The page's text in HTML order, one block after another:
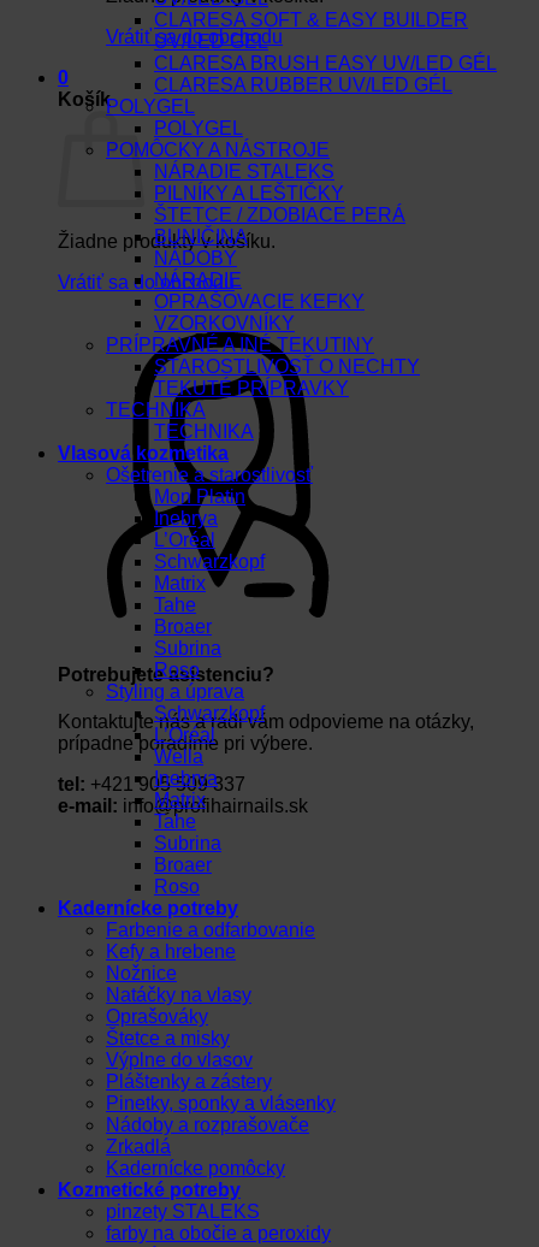
Vrátiť sa do obchodu
0
Košík
Žiadne produkty v košíku.
Vrátiť sa do obchodu
Potrebujete asistenciu?
Kontaktujte nás a radi vám odpovieme na otázky,
prípadne poradíme pri výbere.
tel: +421 905 509 337
e-mail: info@profihairnails.sk
CLARESA SOFT & EASY BUILDER
UV/LED GEL
CLARESA BRUSH EASY UV/LED GÉL
CLARESA RUBBER UV/LED GÉL
POLYGEL
POLYGEL
POMÔCKY A NÁSTROJE
NÁRADIE STALEKS
PILNÍKY A LEŠTIČKY
ŠTETCE / ZDOBIACE PERÁ
BUNIČINA
NÁDOBY
NÁRADIE
OPRAŠOVACIE KEFKY
VZORKOVNÍKY
PRÍPRAVNÉ A INÉ TEKUTINY
STAROSTLIVOSŤ O NECHTY
TEKUTÉ PRÍPRAVKY
TECHNIKA
TECHNIKA
Vlasová kozmetika
Ošetrenie a starostlivosť
Mon Platin
Inebrya
L’Oréal
Schwarzkopf
Matrix
Tahe
Broaer
Subrina
Roso
Styling a úprava
Schwarzkopf
L’Oréal
Wella
Inebrya
Matrix
Tahe
Subrina
Broaer
Roso
Kadernícke potreby
Farbenie a odfarbovanie
Kefy a hrebene
Nožnice
Natáčky na vlasy
Oprašováky
Štetce a misky
Výplne do vlasov
Pláštenky a zástery
Pinetky, sponky a vlásenky
Nádoby a rozprašovače
Zrkadlá
Kadernícke pomôcky
Kozmetické potreby
pinzety STALEKS
farby na obočie a peroxidy